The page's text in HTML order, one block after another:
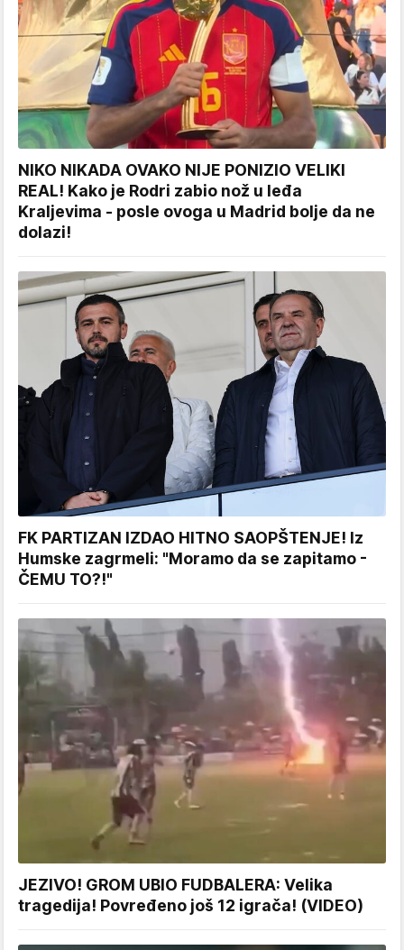
NIKO NIKADA OVAKO NIJE PONIZIO VELIKI
REAL! Kako je Rodri zabio nož u leđa
Kraljevima - posle ovoga u Madrid bolje da ne
dolazi!
FK PARTIZAN IZDAO HITNO SAOPŠTENJE! Iz
Humske zagrmeli: "Moramo da se zapitamo -
ČEMU TO?!"
JEZIVO! GROM UBIO FUDBALERA: Velika
tragedija! Povređeno još 12 igrača! (VIDEO)